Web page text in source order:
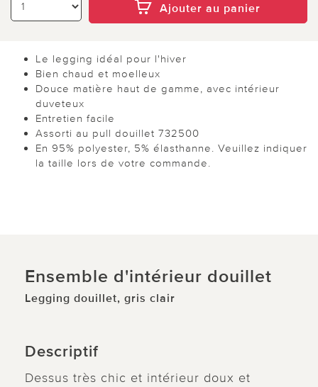
Ajouter au panier
Le legging idéal pour l'hiver
Bien chaud et moelleux
Douce matière haut de gamme, avec intérieur
duveteux
Entretien facile
Assorti au pull douillet 732500
En 95% polyester, 5% élasthanne. Veuillez indiquer
la taille lors de votre commande.
Ensemble d'intérieur douillet
Legging douillet, gris clair
Descriptif
Dessus très chic et intérieur doux et